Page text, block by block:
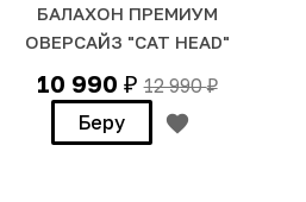
БАЛАХОН ПРЕМИУМ
ОВЕРСАЙЗ "CAT HEAD"
10 990 ₽ 12 990₽
Беру